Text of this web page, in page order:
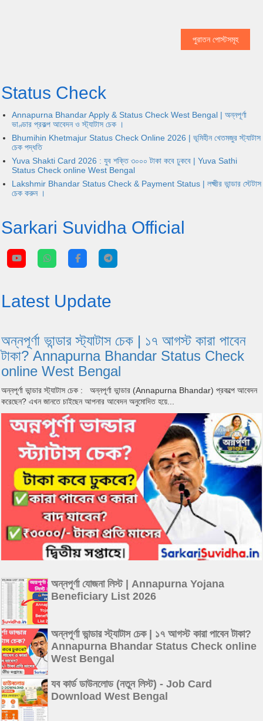
পুরাতন পোস্টসমূহ
Status Check
Annapurna Bhandar Apply & Status Check West Bengal | অন্নপূর্ণা
ভাণ্ডার প্রকল্প আবেদন ও স্ট্যাটাস চেক ।
Bhumihin Khetmajur Status Check Online 2026 | ভূমিহীন খেতমজুর স্ট্যাটাস
চেক পদ্ধতি
Yuva Shakti Card 2026 : যুব শক্তি ৩০০০ টাকা কবে ঢুকবে | Yuva Sathi
Status Check online West Bengal
Lakshmir Bhandar Status Check & Payment Status | লক্ষ্মীর ভান্ডার স্টেটাস
চেক করুন ।
Sarkari Suvidha Official
Latest Update
অন্নপূর্ণা ভান্ডার স্ট্যাটাস চেক | ১৭ আগস্ট কারা পাবেন
টাকা? Annapurna Bhandar Status Check
online West Bengal
অন্নপূর্ণা ভান্ডার স্ট্যাটাস চেক : অন্নপূর্ণা ভান্ডার (Annapurna Bhandar) প্রকল্পে আবেদন
করেছেন? এখন জানতে চাইছেন আপনার আবেদন অনুমোদিত হয়ে...
অন্নপূর্ণা যোজনা লিস্ট | Annapurna Yojana
Beneficiary List 2026
অন্নপূর্ণা ভান্ডার স্ট্যাটাস চেক | ১৭ আগস্ট কারা পাবেন টাকা?
Annapurna Bhandar Status Check online
West Bengal
যব কার্ড ডাউনলোড (নতুন লিস্ট) - Job Card
Download West Bengal